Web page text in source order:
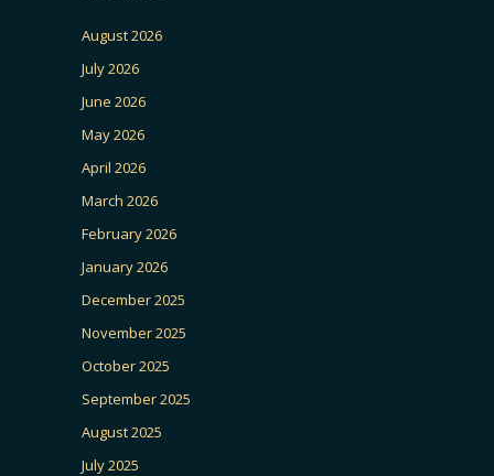
August 2026
July 2026
June 2026
May 2026
April 2026
March 2026
February 2026
January 2026
December 2025
November 2025
October 2025
September 2025
August 2025
July 2025